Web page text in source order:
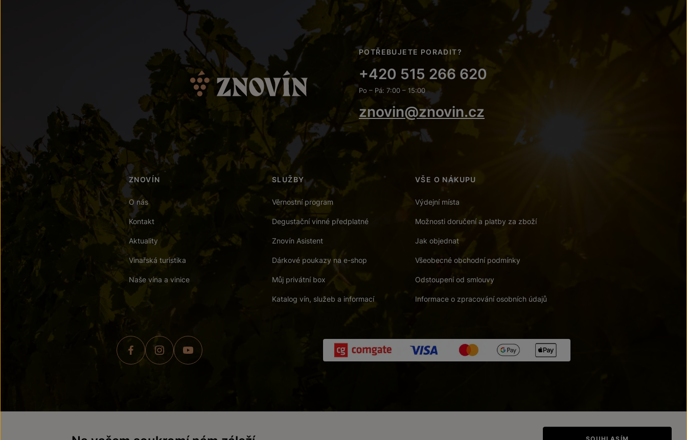
POTŘEBUJETE PORADIT?
+420 515 266 620
Po – Pá: 7:00 – 15:00
znovin@znovin.cz
ZNOVÍN
O nás
Kontakt
Aktuality
Vinařská turistika
Naše vína a vinice
SLUŽBY
Věrnostní program
Degustační vinné předplatné
Znovín Asistent
Dárkové poukazy na e-shop
Můj privátní box
Katalog vín, služeb a informací
VŠE O NÁKUPU
Výdejní místa
Možnosti doručení a platby za zboží
Jak objednat
Všeobecné obchodní podmínky
Odstoupení od smlouvy
Informace o zpracování osobních údajů